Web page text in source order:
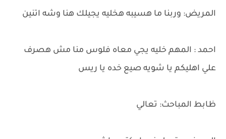
المريض: وربنا ما هسيبه هخليه يجيلك هنا وشه اتنين
احمد : المهم خليه يجي معاه فلوس منا مش هصرف
علي اهليكم يا شويه صيع خده يا ريس
ظابط المباحث: تعالي